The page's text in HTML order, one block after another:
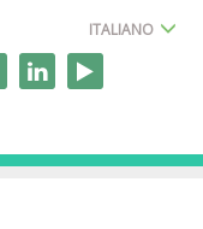
ITALIANO